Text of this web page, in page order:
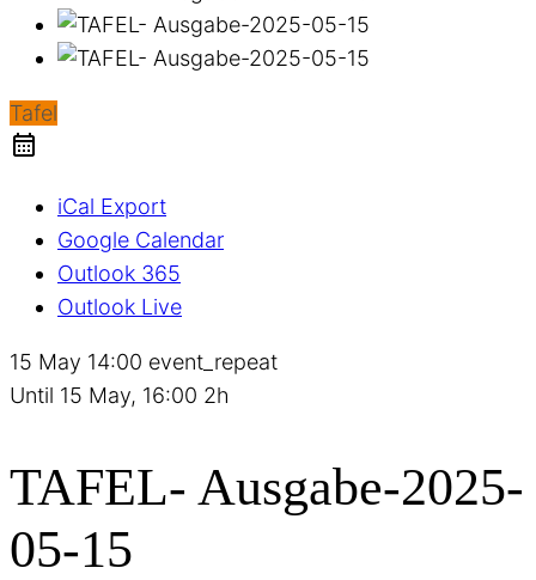
Tafel
iCal Export
Google Calendar
Outlook 365
Outlook Live
15 May 14:00 event_repeat
Until 15 May, 16:00 2h
TAFEL- Ausgabe-2025-
05-15